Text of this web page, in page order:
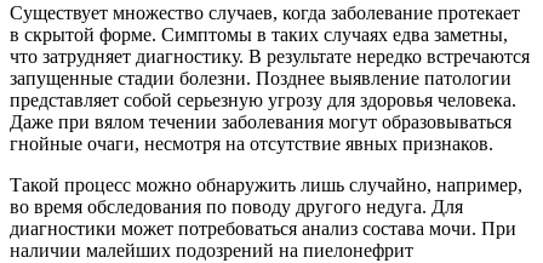
Существует множество случаев, когда заболевание протекает
в скрытой форме. Симптомы в таких случаях едва заметны,
что затрудняет диагностику. В результате нередко встречаются
запущенные стадии болезни. Позднее выявление патологии
представляет собой серьезную угрозу для здоровья человека.
Даже при вялом течении заболевания могут образовываться
гнойные очаги, несмотря на отсутствие явных признаков.
Такой процесс можно обнаружить лишь случайно, например,
во время обследования по поводу другого недуга. Для
диагностики может потребоваться анализ состава мочи. При
наличии малейших подозрений на пиелонефрит